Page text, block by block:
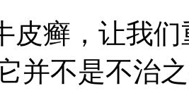
皮癣，让我
并不是不治